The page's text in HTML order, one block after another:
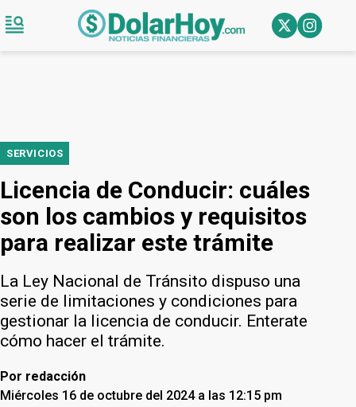
SERVICIOS
Licencia de Conducir: cuáles
son los cambios y requisitos
para realizar este trámite
La Ley Nacional de Tránsito dispuso una
serie de limitaciones y condiciones para
gestionar la licencia de conducir. Enterate
cómo hacer el trámite.
Por redacción
Miércoles 16 de octubre del 2024 a las 12:15 pm